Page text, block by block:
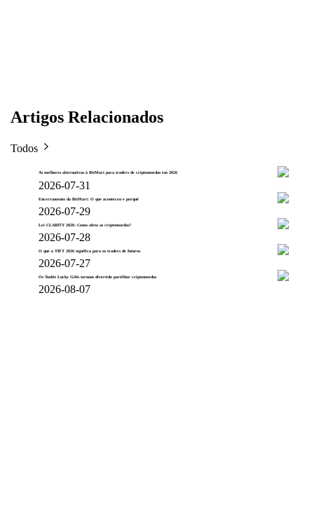
Artigos Relacionados
Todos
As melhores alternativas à BitMart para traders de criptomoedas em 2026
2026-07-31
Encerramento da BitMart: O que aconteceu e porquê
2026-07-29
Lei CLARITY 2026: Como afeta as criptomoedas?
2026-07-28
O que o TIFT 2026 significa para os traders de futuros
2026-07-27
Os Toobit Lucky Gifts tornam divertido partilhar criptomoedas
2026-08-07